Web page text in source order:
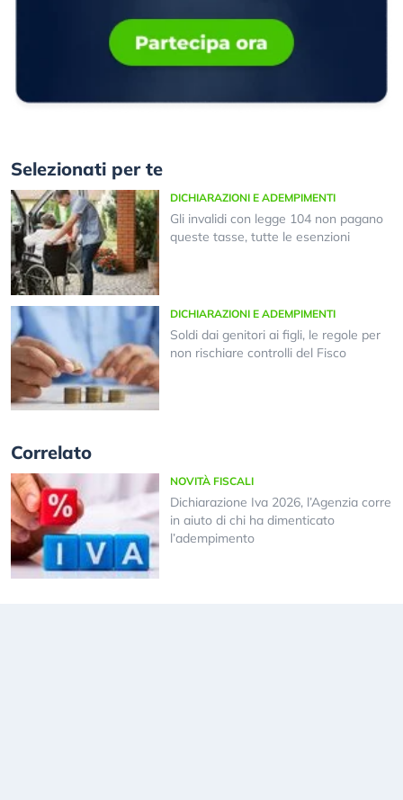
Selezionati per te
DICHIARAZIONI E ADEMPIMENTI
Gli invalidi con legge 104 non pagano
queste tasse, tutte le esenzioni
DICHIARAZIONI E ADEMPIMENTI
Soldi dai genitori ai figli, le regole per
non rischiare controlli del Fisco
Correlato
NOVITÀ FISCALI
Dichiarazione Iva 2026, l’Agenzia corre
in aiuto di chi ha dimenticato
l’adempimento